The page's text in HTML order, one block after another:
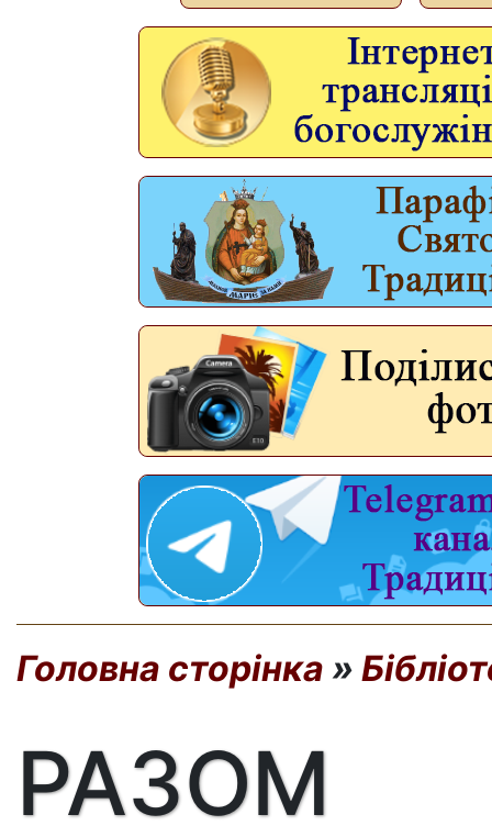
Головна сторінка »
РАЗОМ